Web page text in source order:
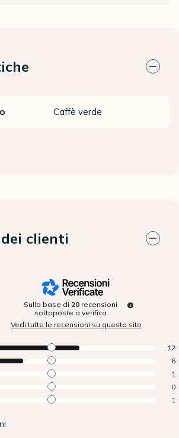
Caffè verde
clienti
Sulla base di 20 recensioni
sottoposte a verifica
Vedi tutte le recensioni su questo sito
12
6
1
0
1